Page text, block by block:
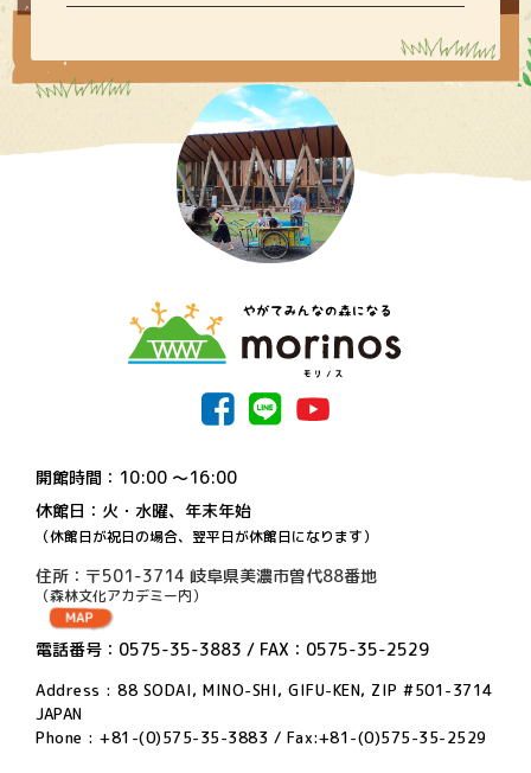
開館時間：10:00 〜16:00
休館日：火・水曜、年末年始
（休館日が祝日の場合、翌平日が休館日になります）
住所：〒501-3714 岐阜県美濃市曽代88番地
（森林文化アカデミー内）
電話番号：0575-35-3883 / FAX：0575-35-2529
Address : 88 SODAI, MINO-SHI, GIFU-KEN, ZIP #501-3714
JAPAN
Phone : +81-(0)575-35-3883 / Fax:+81-(0)575-35-2529